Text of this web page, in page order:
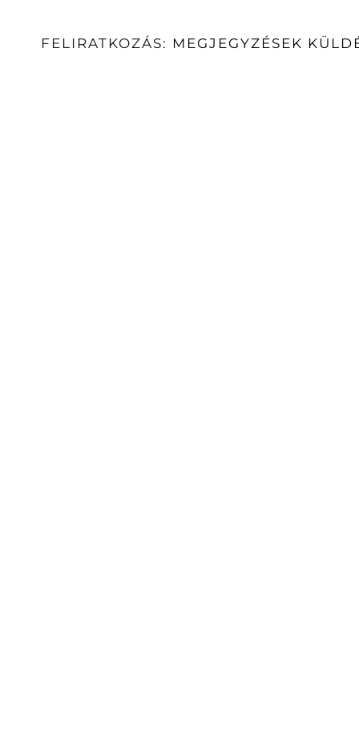
FELIRATKOZÁS: MEGJEGYZÉSEK